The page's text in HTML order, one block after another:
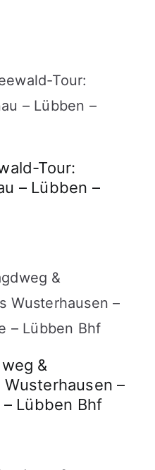
Tour:
– Lübben –
&
–
– Lübben Bhf